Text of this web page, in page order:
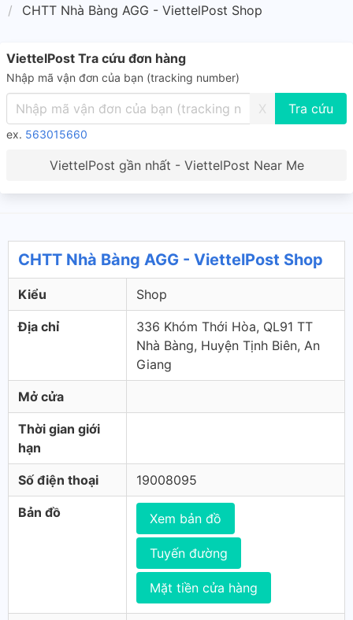
CHTT Nhà Bàng AGG - ViettelPost Shop
ViettelPost Tra cứu đơn hàng
Nhập mã vận đơn của bạn (tracking number)
X
ex. 563015660
ViettelPost gần nhất - ViettelPost Near Me
CHTT Nhà Bàng AGG - ViettelPost Shop
Kiểu Shop
Địa chỉ
336 Khóm Thới Hòa, QL91 TT
Nhà Bàng, Huyện Tịnh Biên, An
Giang
Mở cửa
Thời gian giới
hạn
Số điện thoại 19008095
Bản đồ Xem bản đồ
Tuyến đường
Mặt tiền cửa hàng